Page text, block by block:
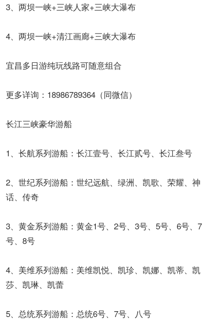
3、两坝一峡+三峡人家+三峡大瀑布
4、两坝一峡+清江画廊+三峡大瀑布
宜昌多日游纯玩线路可随意组合
更多详询：18986789364（同微信）
长江三峡豪华游船
1、长航系列游船：长江壹号、长江贰号、长江叁号
2、世纪系列游船：世纪远航、绿洲、凯歌、荣耀、神
话、传奇
3、黄金系列游船：黄金1号、2号、3号、5号、6号、7
号、8号
4、美维系列游船：美维凯悦、凯珍、凯娜、凯蒂、凯
莎、凯琳、凯蕾
5、总统系列游船：总统6号、7号、八号